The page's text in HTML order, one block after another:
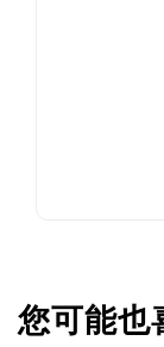
您可能也